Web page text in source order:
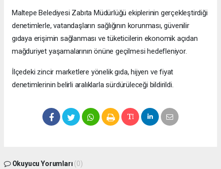
Maltepe Belediyesi Zabıta Müdürlüğü ekiplerinin gerçekleştirdiği
denetimlerle, vatandaşların sağlığının korunması, güvenilir
gıdaya erişimin sağlanması ve tüketicilerin ekonomik açıdan
mağduriyet yaşamalarının önüne geçilmesi hedefleniyor.
İlçedeki zincir marketlere yönelik gıda, hijyen ve fiyat
denetimlerinin belirli aralıklarla sürdürüleceği bildirildi.
Okuyucu Yorumları (0)